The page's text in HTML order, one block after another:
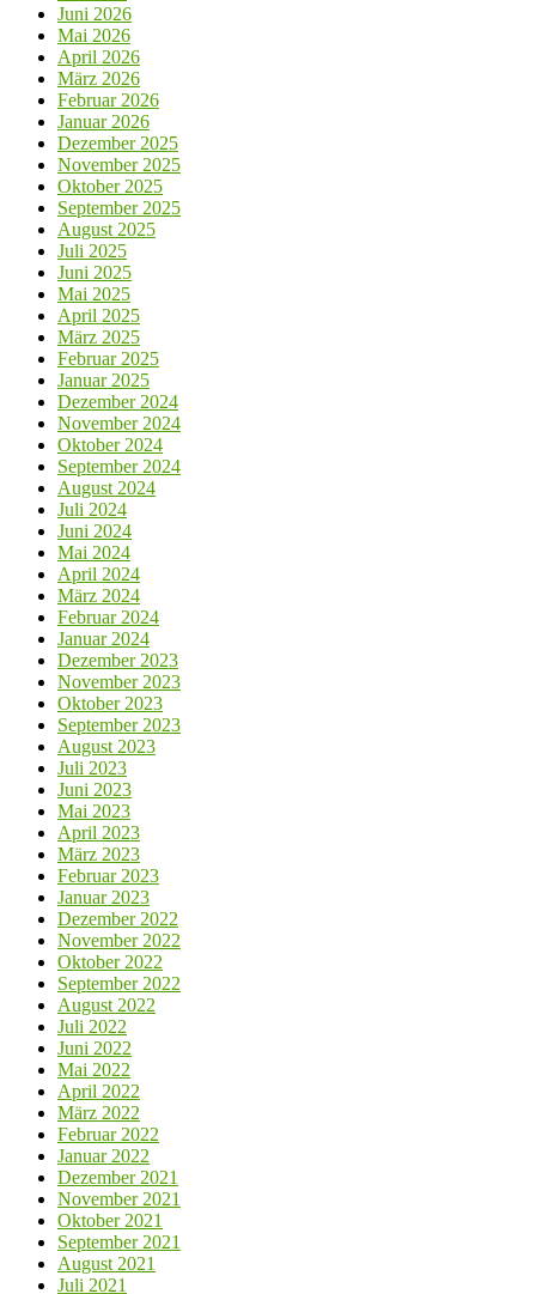
Juni 2026
Mai 2026
April 2026
März 2026
Februar 2026
Januar 2026
Dezember 2025
November 2025
Oktober 2025
September 2025
August 2025
Juli 2025
Juni 2025
Mai 2025
April 2025
März 2025
Februar 2025
Januar 2025
Dezember 2024
November 2024
Oktober 2024
September 2024
August 2024
Juli 2024
Juni 2024
Mai 2024
April 2024
März 2024
Februar 2024
Januar 2024
Dezember 2023
November 2023
Oktober 2023
September 2023
August 2023
Juli 2023
Juni 2023
Mai 2023
April 2023
März 2023
Februar 2023
Januar 2023
Dezember 2022
November 2022
Oktober 2022
September 2022
August 2022
Juli 2022
Juni 2022
Mai 2022
April 2022
März 2022
Februar 2022
Januar 2022
Dezember 2021
November 2021
Oktober 2021
September 2021
August 2021
Juli 2021